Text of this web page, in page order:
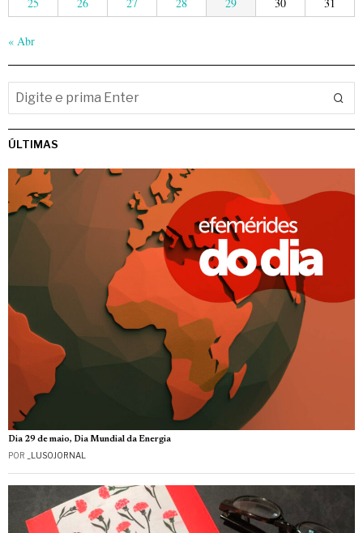
« Abr
ÚLTIMAS
Dia 29 de maio, Dia Mundial da Energia
POR _LUSOJORNAL